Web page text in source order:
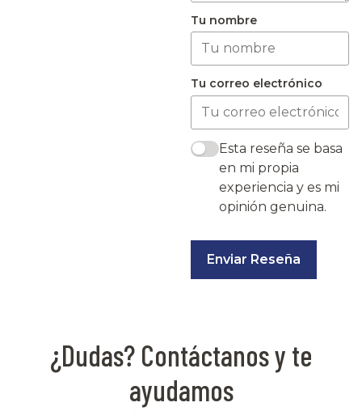
Tu nombre
Tu correo electrónico
Esta reseña se basa
en mi propia
experiencia y es mi
opinión genuina.
Enviar Reseña
¿Dudas? Contáctanos y te
ayudamos